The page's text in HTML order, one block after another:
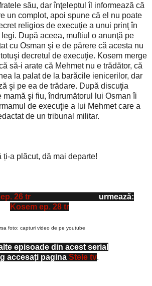
său, dar înţeleptul îl informează că
un complot, apoi spune că el nu poate
religios de execuţie a unui prinţ în
După aceea, muftiul o anunţă pe
cu Osman şi e de părere că acesta nu
decretul de execuţie. Kosem merge
să-i arate că Mehmet nu e trădător, că
la palat de la barăcile ienicerilor, dar
şi pe ea de trădare. După discuţia
mamă şi fiu, îndrumătorul lui Osman îi
de execuţie a lui Mehmet care a
de un tribunal militar.
ți-a plăcut, dă mai departe!
26 trurmează:
Kosem ep. 28 tr
foto: capturi video de pe youtube
episoade din acest serial
accesați pagina Stele tv.